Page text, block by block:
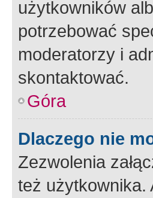
użytkowników
potrzebować
moderatorzy i
skontaktować.
Góra
Dlaczego nie
Zezwolenia
też użytkownika.